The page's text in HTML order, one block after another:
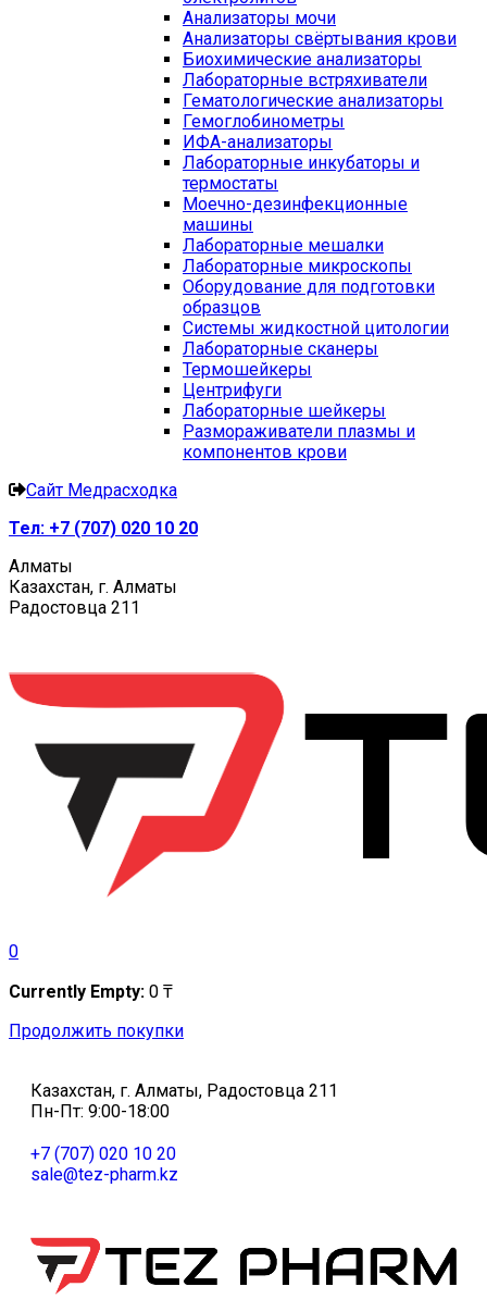
Анализаторы мочи
Анализаторы свёртывания крови
Биохимические анализаторы
Лабораторные встряхиватели
Гематологические анализаторы
Гемоглобинометры
ИФА-анализаторы
Лабораторные инкубаторы и
термостаты
Моечно-дезинфекционные
машины
Лабораторные мешалки
Лабораторные микроскопы
Оборудование для подготовки
образцов
Системы жидкостной цитологии
Лабораторные сканеры
Термошейкеры
Центрифуги
Лабораторные шейкеры
Размораживатели плазмы и
компонентов крови
Сайт Медрасходка
Тел: +7 (707) 020 10 20
Алматы
Казахстан, г. Алматы
Радостовца 211
0
Currently Empty: 0 ₸
Продолжить покупки
Казахстан, г. Алматы, Радостовца 211
Пн-Пт: 9:00-18:00
+7 (707) 020 10 20
sale@tez-pharm.kz